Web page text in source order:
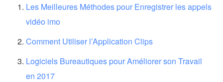
Les Meilleures Méthodes pour Enregistrer les appels
vidéo imo
Comment Utiliser l’Application Clips
Logiciels Bureautiques pour Améliorer son Travail
en 2017